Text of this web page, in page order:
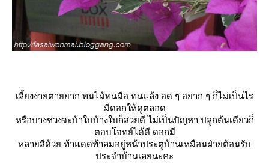
เลี้ยงง่ายตายยาก ทนไม้ทนมือ ทนแล้ง อด ๆ อยาก ๆ ก็ไม่เป็นไร
มีดอกให้ดูตลอด
หรือบางช่วงจะบ้าใบบ้างใบก็สวยดี ไม่เป็นปัญหา ปลูกต้นเดียวก็
ตอบโจทย์ได้ดี ดอกมี
หลายสีด้วย ท้าแดดท้าลมอยู่หน้าประตูบ้านเหมือนฝ่ายต้อนรับ
ประจำบ้านเลยนะคะ